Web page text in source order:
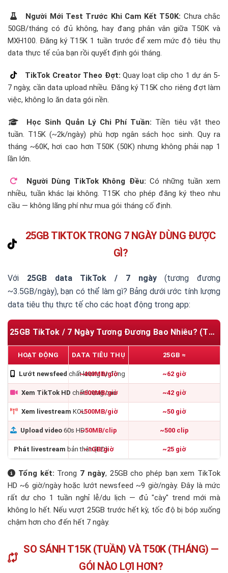
Người Mới Test Trước Khi Cam Kết T50K: Chưa chắc
50GB/tháng có đủ không, hay đang phân vân giữa T50K và
MXH100. Đăng ký T15K 1 tuần trước để xem mức độ tiêu thụ
data thực tế của bạn rồi quyết định gói tháng.
TikTok Creator Theo Đợt: Quay loạt clip cho 1 dự án 5-
7 ngày, cần data upload nhiều. Đăng ký T15K cho riêng đợt làm
việc, không lo ăn data gói nền.
Học Sinh Quản Lý Chi Phí Tuần: Tiền tiêu vặt theo
tuần. T15K (~2k/ngày) phù hợp ngân sách học sinh. Quy ra
tháng ~60K, hơi cao hơn T50K (50K) nhưng không phải nạp 1
lần lớn.
Người Dùng TikTok Không Đều: Có những tuần xem
nhiều, tuần khác lại không. T15K cho phép đăng ký theo nhu
cầu — không lãng phí như mua gói tháng cố định.
25GB TIKTOK TRONG 7 NGÀY DÙNG ĐƯỢC
GÌ?
Với 25GB data TikTok / 7 ngày(tương đương
~3.5GB/ngày), bạn có thể làm gì? Bảng dưới ước tính lượng
data tiêu thụ thực tế cho các hoạt động trong app:
25GB TikTok / 7 Ngày Tương Đương Bao Nhiêu? (Tham Khảo)
HOẠT ĐỘNG DATA TIÊU THỤ 25GB ≈
Lướt newsfeed chất lượng tự động
~400MB/giờ ~62 giờ
Xem TikTok HD chất lượng cao
~600MB/giờ ~42 giờ
Xem livestream KOL~500MB/giờ ~50 giờ
Upload video 60s HD~50MB/clip ~500 clip
Phát livestream bản thân (HD)
~1GB/giờ ~25 giờ
Tổng kết: Trong 7 ngày, 25GB cho phép bạn xem TikTok
HD ~6 giờ/ngày hoặc lướt newsfeed ~9 giờ/ngày. Đây là mức
rất dư cho 1 tuần nghỉ lễ/du lịch — đủ "cày" trend mới mà
không lo hết. Nếu vượt 25GB trước hết kỳ, tốc độ bị bóp xuống
chậm hơn cho đến hết 7 ngày.
SO SÁNH T15K (TUẦN) VÀ T50K (THÁNG) —
GÓI NÀO LỢI HƠN?